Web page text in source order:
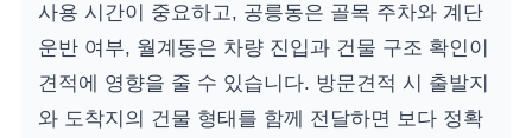
사용 시간이 중요하고, 공릉동은 골목 주차와 계단
운반 여부, 월계동은 차량 진입과 건물 구조 확인이
견적에 영향을 줄 수 있습니다. 방문견적 시 출발지
와 도착지의 건물 형태를 함께 전달하면 보다 정확